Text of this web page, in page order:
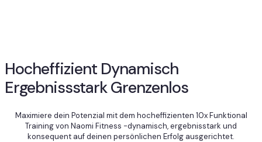
Hocheffizient Dynamisch
ErgebnissstarkGrenzenlos
Maximiere dein Potenzial mit dem hocheffizienten 10x Funktional
Training von Naomi Fitness -dynamisch, ergebnisstark und
konsequent auf deinen persönlichen Erfolg ausgerichtet.